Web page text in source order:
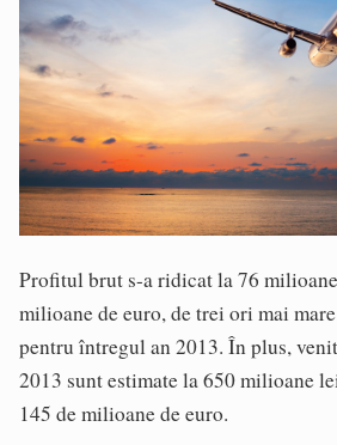
Profitul brut s-a ridicat la 76
milioane de euro, de trei ori mai
pentru întregul an 2013. În plus,
2013 sunt estimate la 650 milioane
145 de milioane de euro.